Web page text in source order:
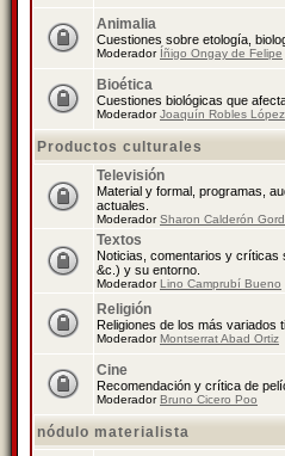
Animalia
Cuestiones sobre etología,
Moderador Íñigo Ongay de Felipe
Bioética
Cuestiones biológicas que
ModeradorJoaquín Robles López
Productos culturales
Televisión
Material y formal, programas,
actuales.
ModeradorSharon Calderón
Textos
Noticias, comentarios y críticas
&c.) y su entorno.
ModeradorLino Camprubí Bueno
Religión
Religiones de los más variados
ModeradorMontserrat Abad Ortiz
Cine
Recomendación y crítica de
ModeradorBruno Cicero Poo
nódulo materialista